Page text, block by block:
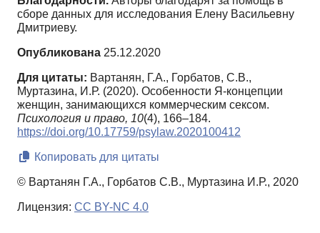
сборе данных для исследования Елену Васильевну
Дмитриеву.
Опубликована 25.12.2020
Для цитаты: Вартанян, Г.А., Горбатов, С.В.,
Муртазина, И.Р. (2020). Особенности Я-концепции
женщин, занимающихся коммерческим сексом.
Психология и право, 10(4), 166–184.
https://doi.org/10.17759/psylaw.2020100412
Копировать для цитаты
© Вартанян Г.А., Горбатов С.В., Муртазина И.Р., 2020
Лицензия: CC BY-NC 4.0